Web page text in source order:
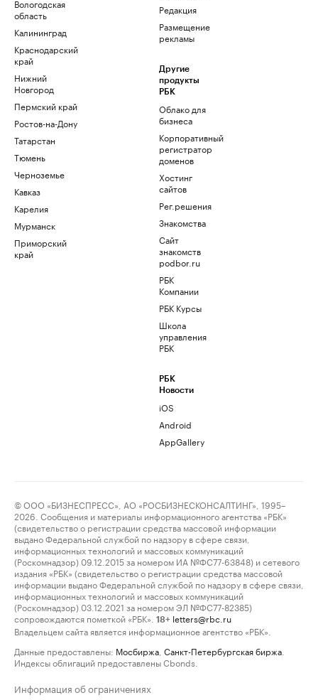
Вологодская
область
Калининград
Краснодарский
край
Нижний
Новгород
Пермский край
Ростов-на-Дону
Татарстан
Тюмень
Черноземье
Кавказ
Карелия
Мурманск
Приморский
край
Редакция
Размещение
рекламы
Другие
продукты
РБК
Облако для
бизнеса
Корпоративный
регистратор
доменов
Хостинг
сайтов
Рег.решения
Знакомства
Сайт
знакомств
podbor.ru
РБК
Компании
РБК Курсы
Школа
управления
РБК
РБК
Новости
iOS
Android
AppGallery
© ООО «БИЗНЕСПРЕСС», АО «РОСБИЗНЕСКОНСАЛТИНГ», 1995–
2026. Сообщения и материалы информационного агентства «РБК»
(свидетельство о регистрации средства массовой информации
выдано Федеральной службой по надзору в сфере связи,
информационных технологий и массовых коммуникаций
(Роскомнадзор) 09.12.2015 за номером ИА №ФС77-63848) и сетевого
издания «РБК» (свидетельство о регистрации средства массовой
информации выдано Федеральной службой по надзору в сфере связи,
информационных технологий и массовых коммуникаций
(Роскомнадзор) 03.12.2021 за номером ЭЛ №ФС77-82385)
сопровождаются пометкой «РБК».
18+ letters@rbc.ru
Владельцем сайта является информационное агентство «РБК».
Данные предоставлены: Мосбиржа Санкт-Петербургская биржа
Индексы облигаций предоставлены Cbonds.
Информация об ограничениях